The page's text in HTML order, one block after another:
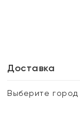
Доставка
Выберите город